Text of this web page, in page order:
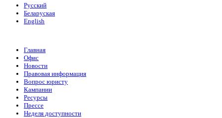
Русский
Беларуская
English
Главная
Офис
Новости
Правовая информация
Вопрос юристу
Кампании
Ресурсы
Прессе
Неделя доступности